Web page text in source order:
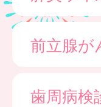
前立腺が
歯周病検